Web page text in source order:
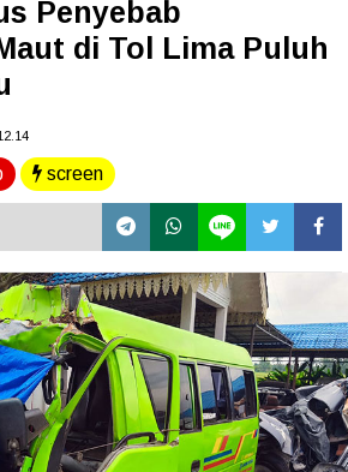
Penyebab
di Tol Lima Puluh
screen